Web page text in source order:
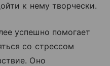
к нему творчески.
успешно помогает
со стрессом
Оно